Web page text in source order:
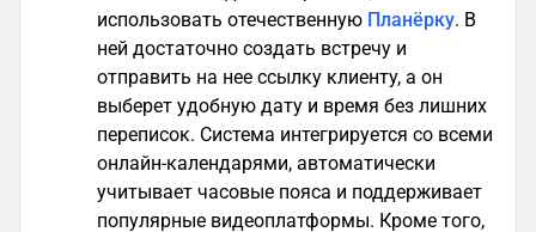
использовать отечественную Планёрку. В
ней достаточно создать встречу и
отправить на нее ссылку клиенту, а он
выберет удобную дату и время без лишних
переписок. Система интегрируется со всеми
онлайн-календарями, автоматически
учитывает часовые пояса и поддерживает
популярные видеоплатформы. Кроме того,